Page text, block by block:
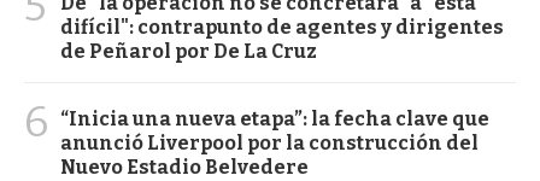
difícil": contrapunto de agentes y dirigentes
de Peñarol por De La Cruz
6
“Inicia una nueva etapa”: la fecha clave que
anunció Liverpool por la construcción del
Nuevo Estadio Belvedere